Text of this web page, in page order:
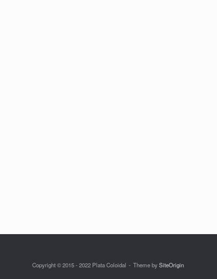
Copyright © 2015 - 2022 Plata Coloidal Theme bySiteOrigin